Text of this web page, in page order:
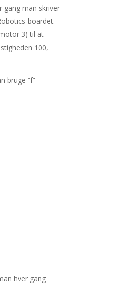
gang man skriver
boardet.
3) til at
100,
bruge “f”
hver gang